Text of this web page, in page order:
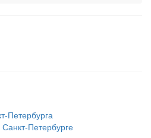
Петербурга
Петербурге